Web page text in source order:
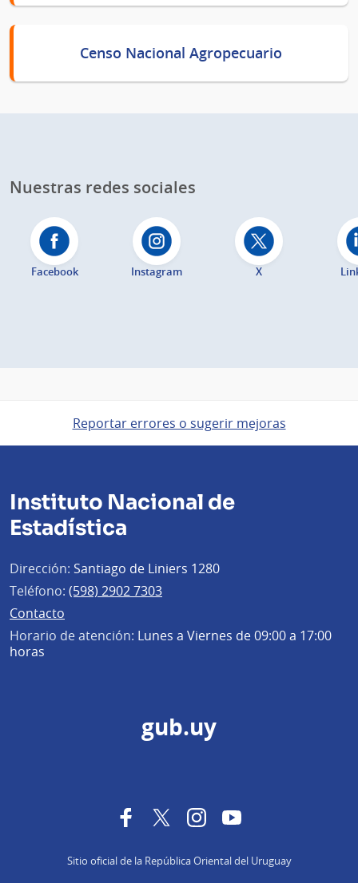
Censo Nacional Agropecuario
Nuestras redes sociales
Facebook Instagram X
Reportar errores o sugerir mejoras
Instituto Nacional de
Estadística
Dirección: Santiago de Liniers 1280
Teléfono: (598) 2902 7303
Contacto
Horario de atención: Lunes a Viernes de 09:00 a 17:00
horas
gub.uy
FacebookTwitterInstagramYouTube
Sitio oficial de la República Oriental del Uruguay